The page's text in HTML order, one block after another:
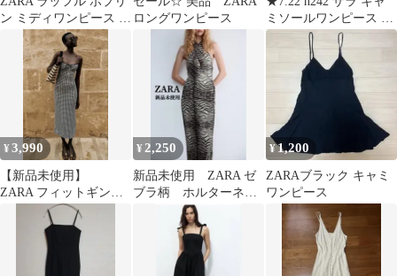
ン ミディワンピース 黒
L 新品 キャミワンピ
ース
ロングワンピース
ミソールワンピース S
レース
¥3,990
【新品未使用】
ZARA フィットギンガ
ムチェック柄ミディワ
ンピース
¥ 2,250
新品未使用 ZARA ゼ
ブラ柄 ホルターネッ
ク ワンピース
¥1,200
ZARAブラック キャミ
ワンピース